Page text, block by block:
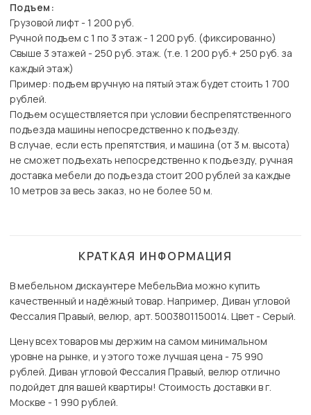
Подъем:
Грузовой лифт - 1 200 руб.
Ручной подъем с 1 по 3 этаж - 1 200 руб. (фиксированно)
Свыше 3 этажей - 250 руб. этаж. (т.е. 1 200 руб.+ 250 руб. за
каждый этаж)
Пример: подъем вручную на пятый этаж будет стоить 1 700
рублей.
Подъем осуществляется при условии беспрепятственного
подъезда машины непосредственно к подъезду.
В случае, если есть препятствия, и машина (от 3 м. высота)
не сможет подъехать непосредственно к подъезду, ручная
доставка мебели до подъезда стоит 200 рублей за каждые
10 метров за весь заказ, но не более 50 м.
КРАТКАЯ ИНФОРМАЦИЯ
В мебельном дискаунтере МебельВиа можно купить
качественный и надёжный товар. Например, Диван угловой
Фессалия Правый, велюр, арт. 5003801150014. Цвет - Серый.
Цену всех товаров мы держим на самом минимальном
уровне на рынке, и у этого тоже лучшая цена - 75 990
рублей. Диван угловой Фессалия Правый, велюр отлично
подойдет для вашей квартиры! Стоимость доставки в г.
Москве - 1 990 рублей.